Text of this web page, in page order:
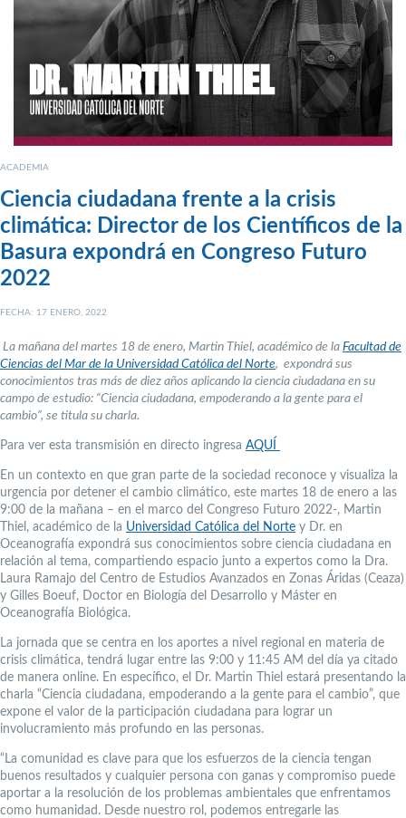
ACADEMIA
Ciencia ciudadana frente a la crisis
climática: Director de los Científicos de la
Basura expondrá en Congreso Futuro
2022
FECHA: 17 ENERO, 2022
La mañana del martes 18 de enero, Martin Thiel, académico de la Facultad de
Ciencias del Mar de la Universidad Católica del Norte, expondrá sus
conocimientos tras más de diez años aplicando la ciencia ciudadana en su
campo de estudio: “Ciencia ciudadana, empoderando a la gente para el
cambio”, se titula su charla.
Para ver esta transmisión en directo ingresa AQUÍ
En un contexto en que gran parte de la sociedad reconoce y visualiza la
urgencia por detener el cambio climático, este martes 18 de enero a las
9:00 de la mañana – en el marco del Congreso Futuro 2022-, Martin
Thiel, académico de la Universidad Católica del Norte y Dr. en
Oceanografía expondrá sus conocimientos sobre ciencia ciudadana en
relación al tema, compartiendo espacio junto a expertos como la Dra.
Laura Ramajo del Centro de Estudios Avanzados en Zonas Áridas (Ceaza)
y Gilles Boeuf, Doctor en Biología del Desarrollo y Máster en
Oceanografía Biológica.
La jornada que se centra en los aportes a nivel regional en materia de
crisis climática, tendrá lugar entre las 9:00 y 11:45 AM del día ya citado
de manera online. En específico, el Dr. Martin Thiel estará presentando la
charla “Ciencia ciudadana, empoderando a la gente para el cambio”, que
expone el valor de la participación ciudadana para lograr un
involucramiento más profundo en las personas.
“La comunidad es clave para que los esfuerzos de la ciencia tengan
buenos resultados y cualquier persona con ganas y compromiso puede
aportar a la resolución de los problemas ambientales que enfrentamos
como humanidad. Desde nuestro rol, podemos entregarle las